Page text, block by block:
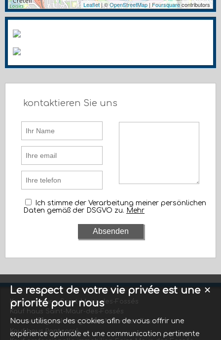
Leaflet| ©OpenStreetMap | Foursquarecontributors
kontaktieren Sie uns
Ich stimme der Verarbeitung meiner persönlichen
Daten gemäß der DSGVO zu. Mehr
Kauf wohnung Saint-Maur-des-Fossés
Kauf haus Saint-Maur-des-Fossés
Vermietung wohnung Saint-Maur-des-Fossés
Kauf haus Pontcarré
✕
Le respect de votre vie privée est une
priorité pour nous
Nous utilisons des cookies afin de vous offrir une
expérience optimale et une communication pertinente